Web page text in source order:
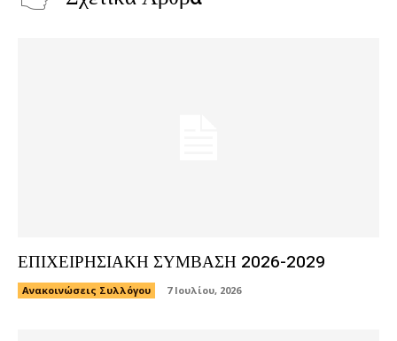
ΕΠΙΧΕΙΡΗΣΙΑΚΗ ΣΥΜΒΑΣΗ 2026-2029
Ανακοινώσεις Συλλόγου 7 Ιουλίου, 2026